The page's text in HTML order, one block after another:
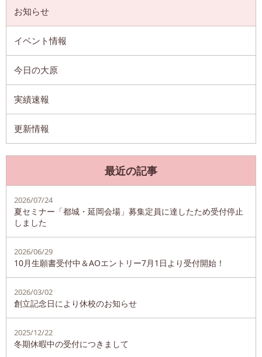
お知らせ
イベント情報
今日の大原
実績速報
更新情報
最近の記事
2026/07/24
夏セミナー「都城・延岡会場」募集定員に達したため受付停止
しました
2026/06/29
10月生願書受付中＆AOエントリー7月1日より受付開始！
2026/03/02
創立記念日により休校のお知らせ
2025/12/22
冬期休暇中の受付につきまして